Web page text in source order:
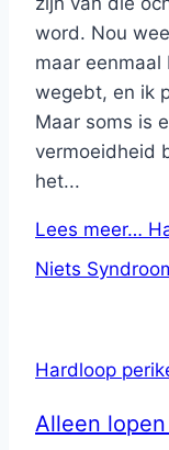
word. Nou
maar
wegebt, en ik
Maar soms is
vermoeidheid
het...
Lees meer…
Niets
Hardloop
Alleen